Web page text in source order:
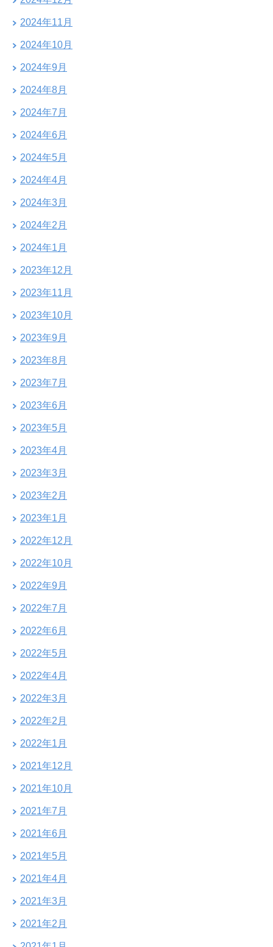
2024年11月
2024年10月
2024年9月
2024年8月
2024年7月
2024年6月
2024年5月
2024年4月
2024年3月
2024年2月
2024年1月
2023年12月
2023年11月
2023年10月
2023年9月
2023年8月
2023年7月
2023年6月
2023年5月
2023年4月
2023年3月
2023年2月
2023年1月
2022年12月
2022年10月
2022年9月
2022年7月
2022年6月
2022年5月
2022年4月
2022年3月
2022年2月
2022年1月
2021年12月
2021年10月
2021年7月
2021年6月
2021年5月
2021年4月
2021年3月
2021年2月